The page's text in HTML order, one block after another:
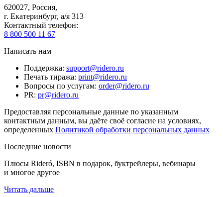
620027, Россия,
г. Екатеринбург, а/я 313
Контактный телефон:
8 800 500 11 67
Написать нам
Поддержка: support@ridero.ru
Печать тиража: print@ridero.ru
Вопросы по услугам: order@ridero.ru
PR: pr@ridero.ru
Предоставляя персональные данные по указанным
контактным данным, вы даёте своё согласие на условиях,
определенных Политикой обработки персональных данных
Последние новости
Плюсы Rideró, ISBN в подарок, буктрейлеры, вебинары
и многое другое
Читать дальше